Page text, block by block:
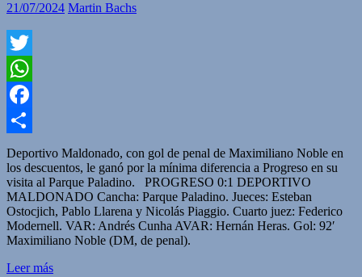
21/07/2024 Martin Bachs
Twitter
WhatsApp
Facebook
Compartir
Deportivo Maldonado, con gol de penal de Maximiliano Noble en
los descuentos, le ganó por la mínima diferencia a Progreso en su
visita al Parque Paladino. PROGRESO 0:1 DEPORTIVO
MALDONADO Cancha: Parque Paladino. Jueces: Esteban
Ostocjich, Pablo Llarena y Nicolás Piaggio. Cuarto juez: Federico
Modernell. VAR: Andrés Cunha AVAR: Hernán Heras. Gol: 92′
Maximiliano Noble (DM, de penal).
Leer más